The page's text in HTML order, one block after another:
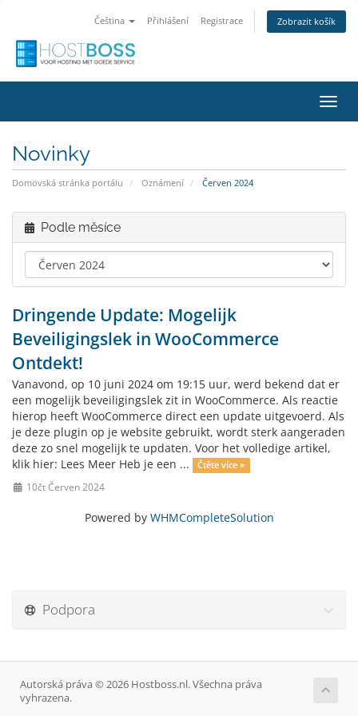
Čeština Přihlášení Registrace Zobrazit košík
Novinky
Domovská stránka portálu Oznámení Červen 2024
Podle měsíce
Dringende Update: Mogelijk
Beveiligingslek in WooCommerce
Ontdekt!
Vanavond, op 10 juni 2024 om 19:15 uur, werd bekend dat er
een mogelijk beveiligingslek zit in WooCommerce. Als reactie
hierop heeft WooCommerce direct een update uitgevoerd. Als
je deze plugin op je website gebruikt, wordt sterk aangeraden
deze zo snel mogelijk te updaten. Voor het volledige artikel,
klik hier: Lees Meer Heb je een ...
Čtěte více »
10čt Červen 2024
Powered by WHMCompleteSolution
Podpora
Autorská práva © 2026 Hostboss.nl. Všechna práva
vyhrazena.